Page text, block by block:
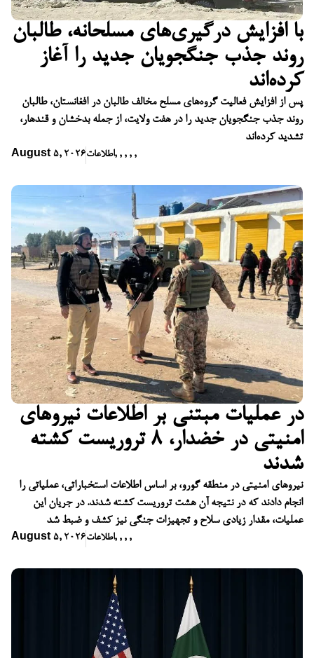
با افزایش درگیری‌های مسلحانه، طالبان
روند جذب جنگجویان جدید را آغاز
کرده‌اند
پس از افزایش فعالیت گروه‌های مسلح مخالف طالبان در افغانستان، طالبان
روند جذب جنگجویان جدید را در هفت ولایت، از جمله بدخشان و قندهار،
تشدید کرده‌اند
August 5, 2026اطلاعات, , , , ,
در عملیات مبتنی بر اطلاعات نیروهای
امنیتی در خضدار، ۸ تروریست کشته
شدند
نیروهای امنیتی در منطقه گورو، بر اساس اطلاعات استخباراتی، عملیاتی را
انجام دادند که در نتیجه آن هشت تروریست کشته شدند. در جریان این
عملیات، مقدار زیادی سلاح و تجهیزات جنگی نیز کشف و ضبط شد
August 5, 2026اطلاعات, , , ,